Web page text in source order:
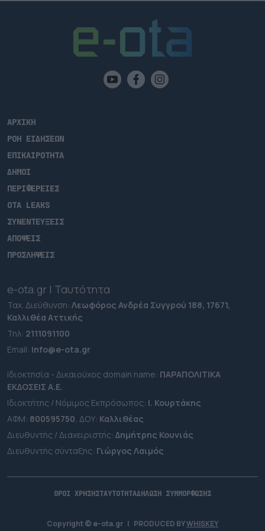
ΑΡΧΙΚΗ
ΡΟΗ ΕΙΔΗΣΕΩΝ
ΕΠΙΚΑΙΡΟΤΗΤΑ
ΔΗΜΟΙ
ΠΕΡΙΦΕΡΕΙΕΣ
OTA LEAKS
ΣΥΝΕΝΤΕΥΞΕΙΣ
ΑΠΟΨΕΙΣ
ΠΡΟΣΛΗΨΕΙΣ
e-ota.gr | Ταυτότητα
Ταχ. Διεύθυνση: Λεωφόρος Ανδρέα Συγγρού 188, 17671,
Καλλιθέα Αττικής
Τηλ: 2111091100
Εmail: info@e-ota.gr
Ιδιοκτησία - Δικαιούχος domain name: ΠΑΡΑΠΟΛΙΤΙΚΑ
ΕΚΔΟΣΕΙΣ A.E.
Ιδιοκτήτης / Νόμιμος Εκπρόσωπος: Ι. Κουρτάκης
ΑΦΜ: 800595750, ΔΟΥ: Καλλιθέας
Διευθυντής / Διαχειριστής: Δημήτρης Κουνιάς
Διευθυντής σύνταξης: Γιώργος Λαιμός
ΟΡΟΙ ΧΡΗΣΗΣΤΑΥΤΟΤΗΤΑΔΗΛΩΣΗ ΣΥΜΜΟΡΦΩΣΗΣ
Copyright © e-ota.gr | PRODUCED BYWHISKEY